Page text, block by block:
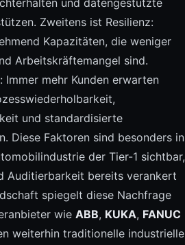
und datengestützte
Zweitens ist Resilienz:
Kapazitäten, die weniger
Arbeitskräftemangel sind.
mehr Kunden erwarten
und standardisierte
Diese Faktoren sind besonders in
der Tier-1 sichtbar,
Auditierbarkeit bereits verankert
spiegelt diese Nachfrage
wie ABB, KUKA, FANUC
weiterhin traditionelle industrielle